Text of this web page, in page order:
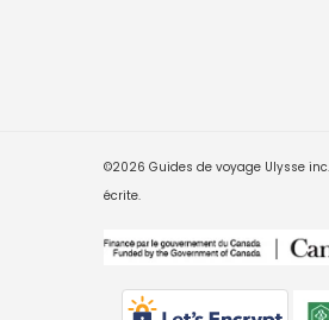
©2026 Guides de voyage Ulysse
écrite.